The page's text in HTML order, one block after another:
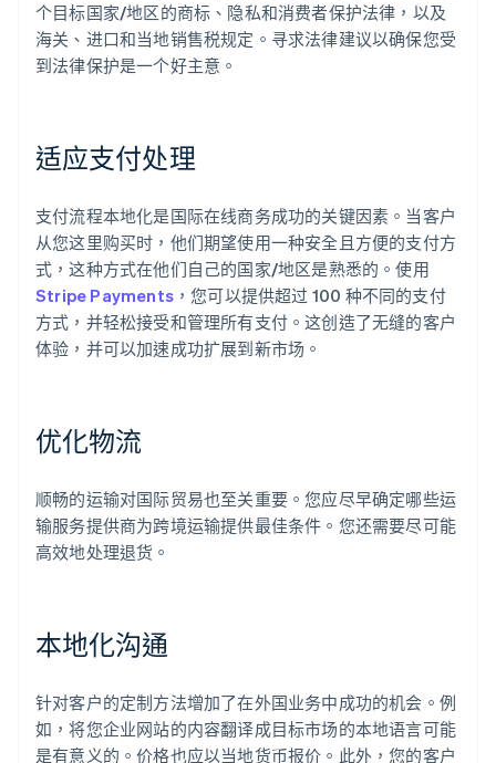
个目标国家/地区的商标、隐私和消费者保护法律，以及
海关、进口和当地销售税规定。寻求法律建议以确保您受
到法律保护是一个好主意。
适应支付处理
支付流程本地化是国际在线商务成功的关键因素。当客户
从您这里购买时，他们期望使用一种安全且方便的支付方
式，这种方式在他们自己的国家/地区是熟悉的。使用
Stripe Payments ，您可以提供超过 100 种不同的支付
方式，并轻松接受和管理所有支付。这创造了无缝的客户
体验，并可以加速成功扩展到新市场。
优化物流
顺畅的运输对国际贸易也至关重要。您应尽早确定哪些运
输服务提供商为跨境运输提供最佳条件。您还需要尽可能
高效地处理退货。
本地化沟通
针对客户的定制方法增加了在外国业务中成功的机会。例
如，将您企业网站的内容翻译成目标市场的本地语言可能
是有意义的。价格也应以当地货币报价。此外，您的客户
阿联酋
English
English
澳大利亚
English
巴西